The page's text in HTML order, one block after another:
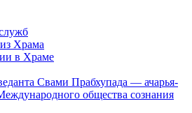
Храма
в Храме
Свами Прабхупада — ачарья-
общества сознания